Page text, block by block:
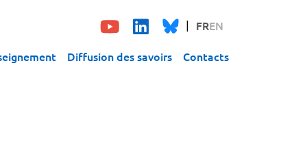
FREN
Diffusion des savoirs Contacts